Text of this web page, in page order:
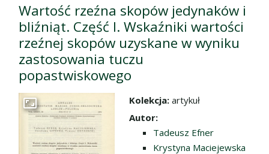
Wartość rzeźna skopów jedynaków i
bliźniąt. Część I. Wskaźniki wartości
rzeźnej skopów uzyskane w wyniku
zastosowania tuczu
popastwiskowego
Przejdź do zbioru
Kolekcja: artykuł
Autor:
Tadeusz Efner
Krystyna Maciejewska